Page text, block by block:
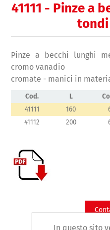
41111 - Pinze a
Pinze a becchi lunghi
cromo vanadio
cromate - manici in
Cod. L
41111
160
41112
200
In questo sito